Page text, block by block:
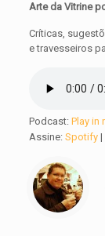
Arte da Vitrine
Críticas,
etravesseiros
Podcast:Play in
Assine:Spotify |